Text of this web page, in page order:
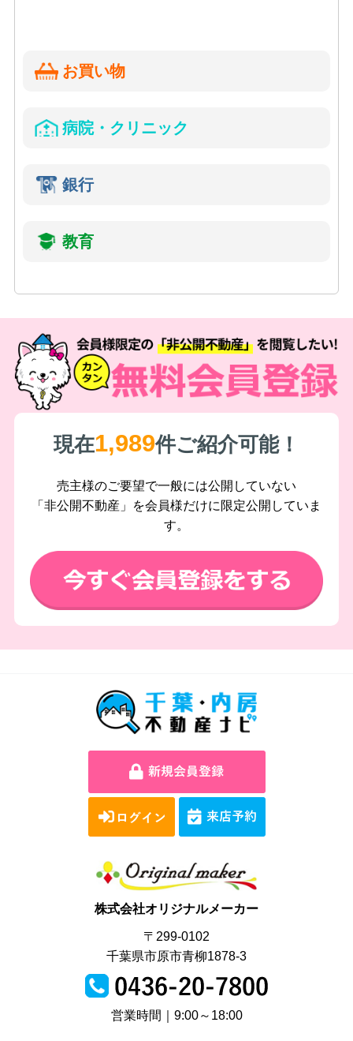
お買い物
病院・クリニック
銀行
教育
現在1,989件ご紹介可能！
売主様のご要望で一般には公開していない
「非公開不動産」を会員様だけに限定公開していま
す。
株式会社オリジナルメーカー
〒299-0102
千葉県市原市青柳1878-3
営業時間｜9:00～18:00